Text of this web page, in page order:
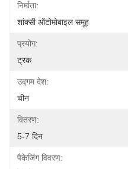
निर्माता:
शांक्सी ऑटोमोबाइल समूह
प्रयोग:
ट्रक
उद्गम देश:
चीन
वितरण:
5-7 दिन
पैकेजिंग विवरण: